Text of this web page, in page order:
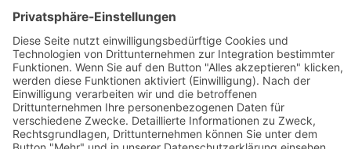
WEITERE
INFOS
✦ Impressum✦
Datenschutz✦ Download✦